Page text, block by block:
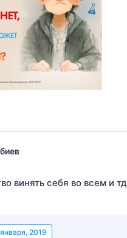
винять себя во всем и тд
2019